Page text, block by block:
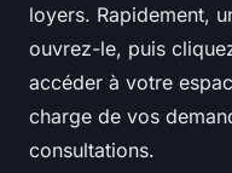
loyers. Rapidement,
ouvrez-le, puis
accéder à votre
charge de vos
consultations.